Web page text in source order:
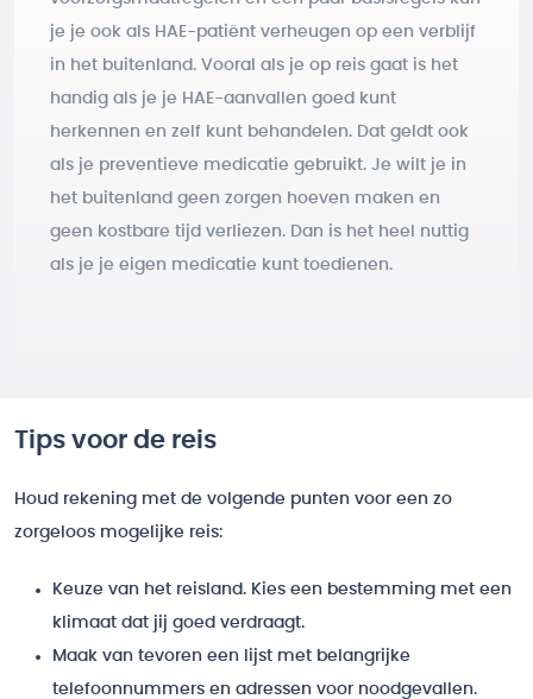
je je ook als HAE-patiënt verheugen op een verblijf
in het buitenland. Vooral als je op reis gaat is het
handig als je je HAE-aanvallen goed kunt
herkennen en zelf kunt behandelen. Dat geldt ook
als je preventieve medicatie gebruikt. Je wilt je in
het buitenland geen zorgen hoeven maken en
geen kostbare tijd verliezen. Dan is het heel nuttig
als je je eigen medicatie kunt toedienen.
Tips voor de reis
Houd rekening met de volgende punten voor een zo
zorgeloos mogelijke reis:
Keuze van het reisland. Kies een bestemming met een
klimaat dat jij goed verdraagt.
Maak van tevoren een lijst met belangrijke
telefoonnummers en adressen voor noodgevallen.